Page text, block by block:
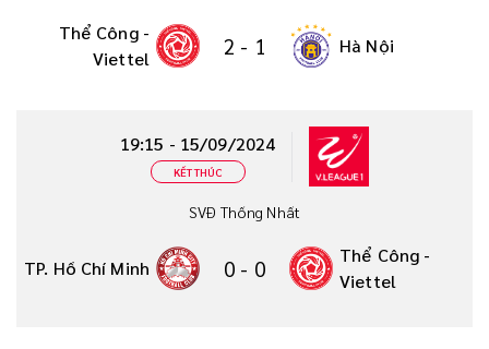
Thể Công -
Viettel
2 - 1 Hà Nội
19:15 - 15/09/2024
KẾT THÚC
SVĐ Thống Nhất
TP. Hồ Chí Minh 0 - 0
Thể Công -
Viettel